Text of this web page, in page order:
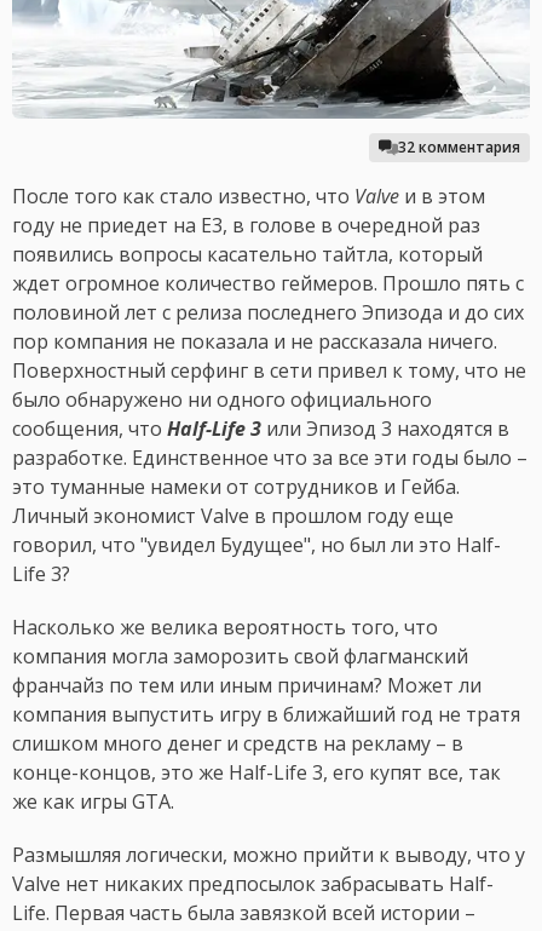
32 комментария
После того как стало известно, что Valve и в этом
году не приедет на E3, в голове в очередной раз
появились вопросы касательно тайтла, который
ждет огромное количество геймеров. Прошло пять с
половиной лет с релиза последнего Эпизода и до сих
пор компания не показала и не рассказала ничего.
Поверхностный серфинг в сети привел к тому, что не
было обнаружено ни одного официального
сообщения, что Half-Life 3 или Эпизод 3 находятся в
разработке. Единственное что за все эти годы было –
это туманные намеки от сотрудников и Гейба.
Личный экономист Valve в прошлом году еще
говорил, что "увидел Будущее", но был ли это Half-
Life 3?
Насколько же велика вероятность того, что
компания могла заморозить свой флагманский
франчайз по тем или иным причинам? Может ли
компания выпустить игру в ближайший год не тратя
слишком много денег и средств на рекламу – в
конце-концов, это же Half-Life 3, его купят все, так
же как игры GTA.
Размышляя логически, можно прийти к выводу, что у
Valve нет никаких предпосылок забрасывать Half-
Life. Первая часть была завязкой всей истории –